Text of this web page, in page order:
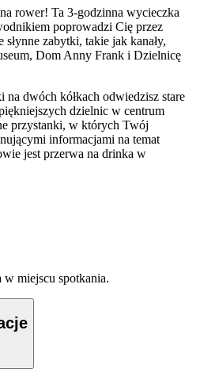
rower! Ta 3-godzinna wycieczka
poprowadzi Cię przez
zabytki, takie jak kanały,
Dom Anny Frank i Dzielnicę
dwóch kółkach odwiedzisz stare
dzielnic w centrum
przystanki, w których Twój
informacjami na temat
jest przerwa na drinka w
w miejscu spotkania.